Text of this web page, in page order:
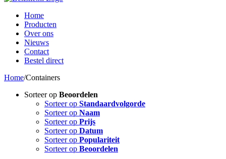
Home
Producten
Over ons
Nieuws
Contact
Bestel direct
Home/Containers
Sorteer op Beoordelen
Sorteer op Standaardvolgorde
Sorteer op Naam
Sorteer op Prijs
Sorteer op Datum
Sorteer op Populariteit
Sorteer op Beoordelen